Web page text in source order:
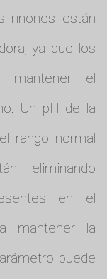
riñones están
ya que los
mantener el
Un pH de la
rango normal
eliminando
en el
mantener la
puede